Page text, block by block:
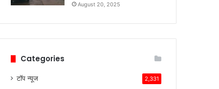
August 20, 2025
Categories
टॉप न्यूज 2,331